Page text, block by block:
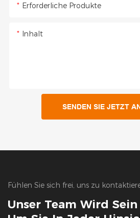
Erforderliche Produkte
Inhalt
SENDEN SIE JETZT
Fühlen Sie sich frei, uns zu
Unser Team Wird